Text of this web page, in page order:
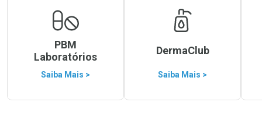
PBM
Laboratórios
Saiba Mais >
DermaClub
Saiba Mais >